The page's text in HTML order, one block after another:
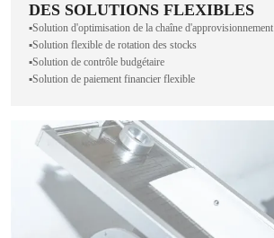
DES SOLUTIONS FLEXIBLES
▪️Solution d'optimisation de la chaîne d'approvisionnement
▪️Solution flexible de rotation des stocks
▪️Solution de contrôle budgétaire
▪️Solution de paiement financier flexible